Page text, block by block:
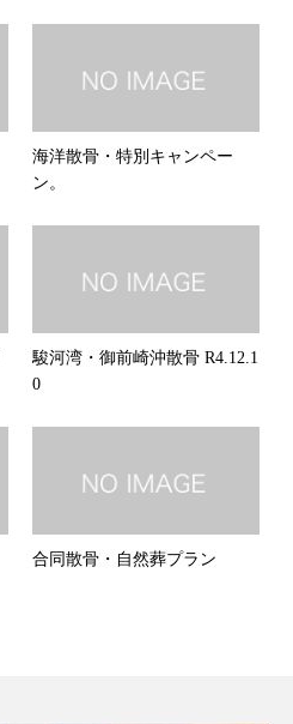
海洋散骨・特別キャンペー
ン。
駿河湾・御前崎沖散骨 R4.12.1
0
合同散骨・自然葬プラン